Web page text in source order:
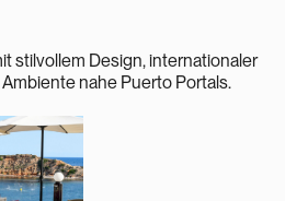
stilvollem Design, internationaler
nahe Puerto Portals.